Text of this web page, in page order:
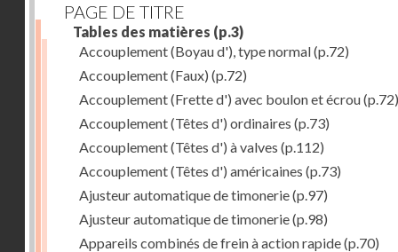
PAGE DE TITRE
Tables des matières (p.3)
Accouplement (Boyau d'), type normal(p.72)
Accouplement (Faux) (p.72)
Accouplement (Frette d') avec boulon et écrou(p.72)
Accouplement (Têtes d') ordinaires (p.73)
Accouplement (Têtes d') à valves (p.112)
Accouplement (Têtes d') américaines (p.73)
Ajusteur automatique de timonerie(p.97)
Ajusteur automatique de timonerie(p.98)
Appareils combinés de frein à action rapide(p.70)